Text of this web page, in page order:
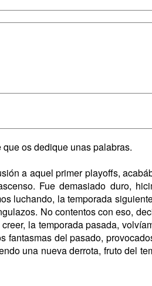
os dedique unas palabras.
a aquel primer playoffs,
Fue demasiado duro,
luchando, la temporada
No contentos con eso,
la temporada pasada,
del pasado,
una nueva derrota, fruto del